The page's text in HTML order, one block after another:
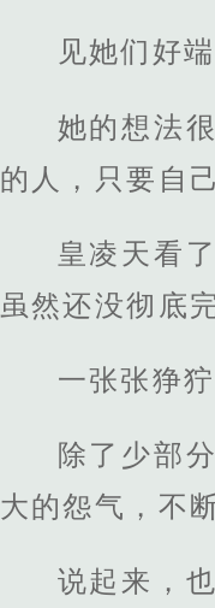
见她们好
她的想法
的人，只要自
皇凌天看
虽然还没彻底
一张张狰
除了少部
大的怨气，不
说起来，